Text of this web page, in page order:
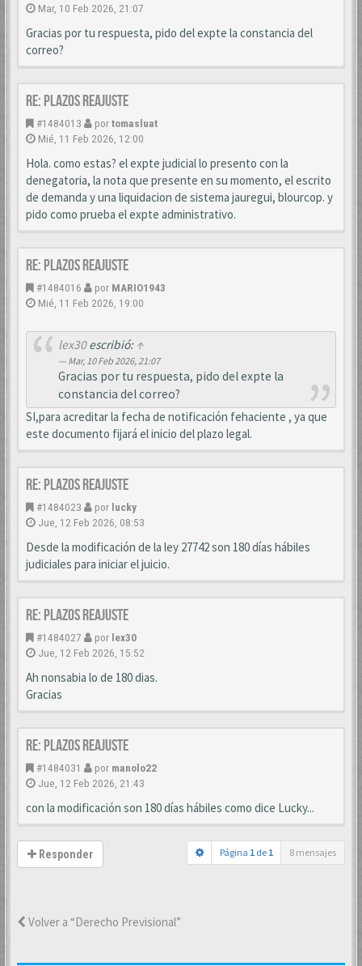
Mar, 10 Feb 2026, 21:07
Gracias por tu respuesta, pido del expte la constancia del
correo?
Re: PLAZOS REAJUSTE
#1484013 portomasluat
Mié, 11 Feb 2026, 12:00
Hola. como estas? el expte judicial lo presento con la
denegatoria, la nota que presente en su momento, el escrito
de demanda y una liquidacion de sistema jauregui, blourcop. y
pido como prueba el expte administrativo.
Re: PLAZOS REAJUSTE
#1484016 por MARIO1943
Mié, 11 Feb 2026, 19:00
lex30escribió: ↑
Mar, 10 Feb 2026, 21:07
Gracias por tu respuesta, pido del expte la
constancia del correo?
SI,para acreditar la fecha de notificación fehaciente , ya que
este documento fijará el inicio del plazo legal.
Re: PLAZOS REAJUSTE
#1484023 por lucky
Jue, 12 Feb 2026, 08:53
Desde la modificación de la ley 27742 son 180 días hábiles
judiciales para iniciar el juicio.
Re: PLAZOS REAJUSTE
#1484027 por lex30
Jue, 12 Feb 2026, 15:52
Ah nonsabia lo de 180 dias.
Gracias
Re: PLAZOS REAJUSTE
#1484031 por manolo22
Jue, 12 Feb 2026, 21:43
con la modificación son 180 días hábiles como dice Lucky...
Responder Página 1 de 1 8 mensajes
Volver a “Derecho Previsional”